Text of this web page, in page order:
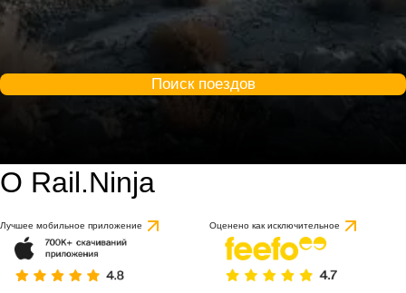
Поиск поездов
О Rail.Ninja
Лучшее мобильное приложение Оценено как исключительное